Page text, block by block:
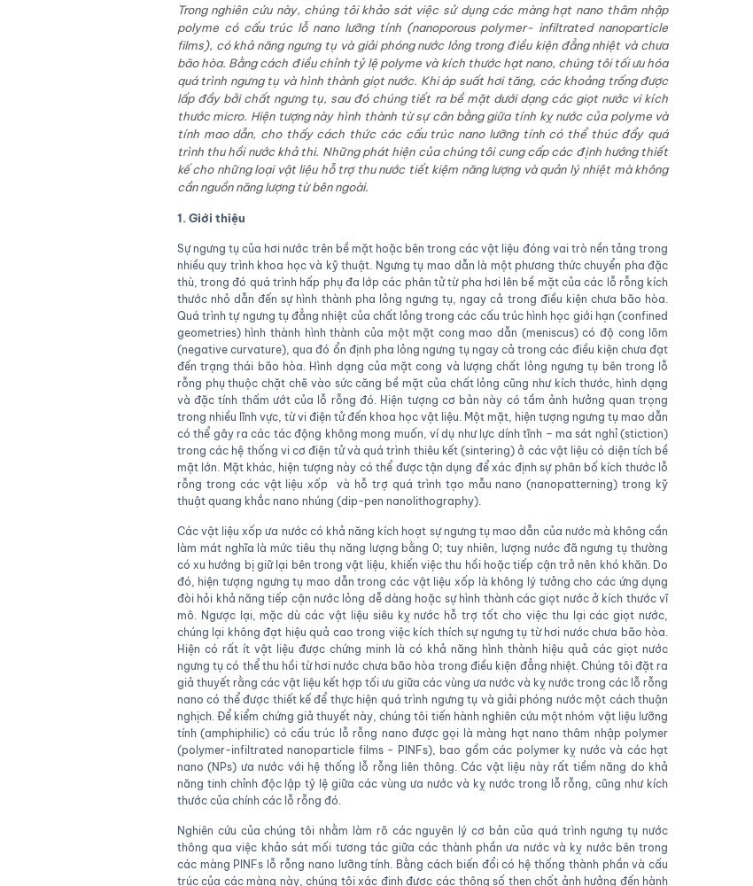
Trong nghiên cứu này, chúng tôi khảo sát việc sử dụng các màng hạt nano thâm nhập
polyme có cấu trúc lỗ nano lưỡng tính(nanoporous polymer- infiltrated nanoparticle
films), có khả năng ngưng tụ và giải phóng nước lỏng trong điều kiện đẳng nhiệt và chưa
bão hòa. Bằng cách điều chỉnh tỷ lệ polyme và kích thước hạt nano, chúng tôi tối ưu hóa
quá trình ngưng tụ và hình thành giọt nước. Khi áp suất hơi tăng, các khoảng trống được
lấp đầy bởi chất ngưng tụ, sau đó chúng tiết ra bề mặt dưới dạng các giọt nước vikích
thước micro. Hiệntượng này hình thành từsự cân bằng giữa tính kỵ nước của polyme và
tính mao dẫn, cho thấy cách thức các cấu trúc nano lưỡng tính có thể thúc đẩy quá
trình thu hồi nước khả thi. Những phát hiện của chúng tôi cung cấp các định hướng thiết
kế cho những loại vật liệu hỗ trợ thunước tiết kiệm năng lượng và quản lý nhiệt mà không
cần nguồn năng lượng từ bên ngoài.
1. Giới thiệu
Sự ngưng tụ của hơi nước trên bề mặt hoặc bên trong các vật liệu đóng vai trò nền tảng trong
nhiều quy trình khoa học và kỹ thuật. Ngưng tụ mao dẫn là một phương thức chuyển pha đặc
thù, trong đó quá trình hấp phụ đa lớp các phân tử từ pha hơi lên bề mặt của các lỗ rỗng kích
thước nhỏ dẫn đến sự hình thành pha lỏng ngưng tụ, ngay cả trong điều kiện chưa bão hòa.
Quá trình tự ngưng tụ đẳng nhiệt của chất lỏng trong các cấu trúc hình học giới hạn (confined
geometries) hình thành hình thành của một mặt cong mao dẫn (meniscus) có độ cong lõm
(negative curvature), qua đó ổn định pha lỏng ngưng tụ ngay cả trong các điều kiện chưa đạt
đến trạng thái bão hòa. Hình dạng của mặt cong và lượng chất lỏng ngưng tụ bên trong lỗ
rỗng phụ thuộc chặt chẽ vào sức căng bề mặt của chất lỏng cũng như kích thước, hình dạng
và đặc tính thấm ướt của lỗ rỗng đó. Hiện tượng cơ bản này có tầm ảnh hưởng quan trọng
trong nhiều lĩnh vực, từ vi điện tử đến khoa học vật liệu. Một mặt, hiện tượng ngưng tụ mao dẫn
có thể gây ra các tác động không mong muốn, ví dụ như lực dính tĩnh – ma sát nghỉ (stiction)
trong các hệ thống vi cơ điện tử và quá trình thiêu kết (sintering) ở các vật liệu có diện tích bề
mặt lớn. Mặt khác, hiện tượng này có thể được tận dụng để xác định sự phân bố kích thước lỗ
rỗng trong các vật liệu xốp và hỗ trợ quá trình tạo mẫu nano (nanopatterning) trong kỹ
thuật quang khắc nano nhúng (dip-pen nanolithography).
Các vật liệu xốp ưa nước có khả năng kích hoạt sự ngưng tụ mao dẫn của nước mà không cần
làm mát nghĩa là mức tiêu thụ năng lượng bằng 0; tuy nhiên, lượng nước đã ngưng tụ thường
có xu hướng bị giữ lại bên trong vật liệu, khiến việc thu hồi hoặc tiếp cận trở nên khó khăn. Do
đó, hiện tượng ngưng tụ mao dẫn trong các vật liệu xốp là không lý tưởng cho các ứng dụng
đòi hỏi khả năng tiếp cận nước lỏng dễ dàng hoặc sự hình thành các giọt nước ở kích thước vĩ
mô. Ngược lại, mặc dù các vật liệu siêu kỵ nước hỗ trợ tốt cho việc thu lại các giọt nước,
chúng lại không đạt hiệu quả cao trong việc kích thích sự ngưng tụ từ hơi nước chưa bão hòa.
Hiện có rất ít vật liệu được chứng minh là có khả năng hình thành hiệu quả các giọt nước
ngưng tụ có thể thu hồi từ hơi nước chưa bão hòa trong điều kiện đẳng nhiệt. Chúng tôi đặt ra
giả thuyết rằng các vật liệu kết hợp tối ưu giữa các vùng ưa nước và kỵ nước trong các lỗ rỗng
nano có thể được thiết kế để thực hiện quá trình ngưng tụ và giải phóng nước một cách thuận
nghịch. Để kiểm chứng giả thuyết này, chúng tôi tiến hành nghiên cứu một nhóm vật liệu lưỡng
tính (amphiphilic) có cấu trúc lỗ rỗng nano được gọi là màng hạt nano thâm nhập polymer
(polymer-infiltrated nanoparticle films - PINFs), bao gồm các polymer kỵ nước và các hạt
nano (NPs) ưa nước với hệ thống lỗ rỗng liên thông. Các vật liệu này rất tiềm năng do khả
năng tinh chỉnh độc lập tỷ lệ giữa các vùng ưa nước và kỵ nước trong lỗ rỗng, cũng như kích
thước của chính các lỗ rỗng đó.
Nghiên cứu của chúng tôi nhằm làm rõ các nguyên lý cơ bản của quá trình ngưng tụ nước
thông qua việc khảo sát mối tương tác giữa các thành phần ưa nước và kỵ nước bên trong
các màng PINFs lỗ rỗng nano lưỡng tính. Bằng cách biến đổi có hệ thống thành phần và cấu
trúc của các màng này, chúng tôi xác định được các thông số then chốt ảnh hưởng đến hành